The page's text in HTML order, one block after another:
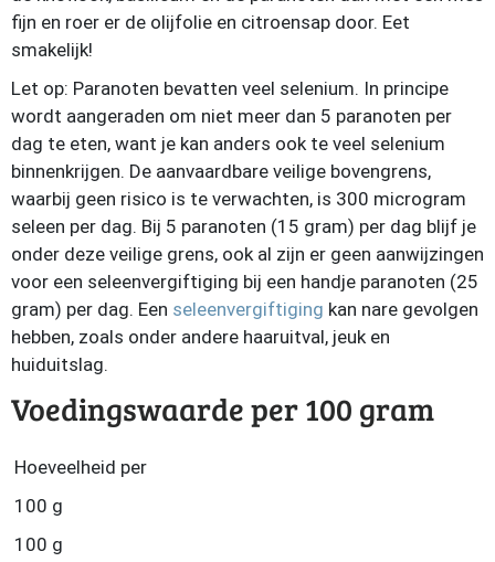
fijn en roer er de olijfolie en citroensap door. Eet
smakelijk!
Let op: Paranoten bevatten veel selenium. In principe
wordt aangeraden om niet meer dan 5 paranoten per
dag te eten, want je kan anders ook te veel selenium
binnenkrijgen. De aanvaardbare veilige bovengrens,
waarbij geen risico is te verwachten, is 300 microgram
seleen per dag. Bij 5 paranoten (15 gram) per dag blijf je
onder deze veilige grens, ook al zijn er geen aanwijzingen
voor een seleenvergiftiging bij een handje paranoten (25
gram) per dag. Een seleenvergiftiging kan nare gevolgen
hebben, zoals onder andere haaruitval, jeuk en
huiduitslag.
Voedingswaarde per 100 gram
Hoeveelheid per
100 g
100 g